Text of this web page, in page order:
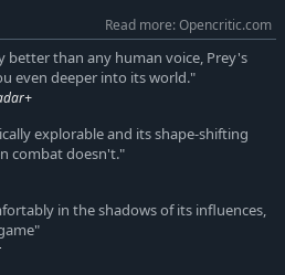
de nombreux paramètres
ou le combat.
des pouvoirs extraterrestres
de plus en plus ingénieux avec les
que vous trouverez à bord de la
obstacles qui se mettent
à des menaces sans
et votre talent pour
Read more: Opencritic.com
better than any human voice, Prey's
even deeper into its world."
explorable and its shape-shifting
combat doesn't."
in the shadows of its influences,